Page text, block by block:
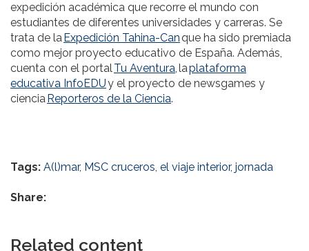
expedición académica que recorre el mundo con
estudiantes de diferentes universidades y carreras. Se
trata de la Expedición Tahina-Canque ha sido premiada
como mejor proyecto educativo de España. Además,
cuenta con el portalTu Aventura,laplataforma
educativa InfoEDUy el proyecto de newsgames y
ciencia Reporteros de la Ciencia.
Tags: A(l)mar, MSC cruceros, el viaje interior, jornada
Share:
Related content